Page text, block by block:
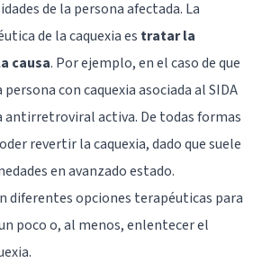
de la persona afectada. La
de la caquexia es tratar la
causa. Por ejemplo, en el caso de que
con caquexia asociada al SIDA
antirretroviral activa. De todas formas
revertir la caquexia, dado que suele
en avanzado estado.
diferentes opciones terapéuticas para
poco o, al menos, enlentecer el